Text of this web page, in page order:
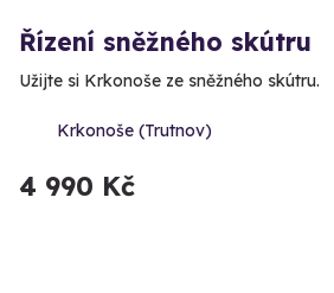
Řízení sněžného skútru
Užijte si Krkonoše ze sněžného skútru.
Krkonoše (Trutnov)
4 990 Kč